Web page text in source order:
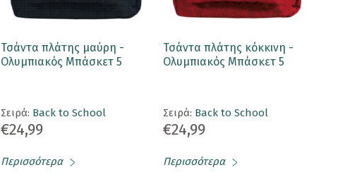
Τσάντα πλάτης μαύρη -
Ολυμπιακός Μπάσκετ 5
Σειρά: Back to School
€24,99
Περισσότερα
Τσάντα πλάτης κόκκινη -
Ολυμπιακός Μπάσκετ 5
Σειρά: Back to School
€24,99
Περισσότερα